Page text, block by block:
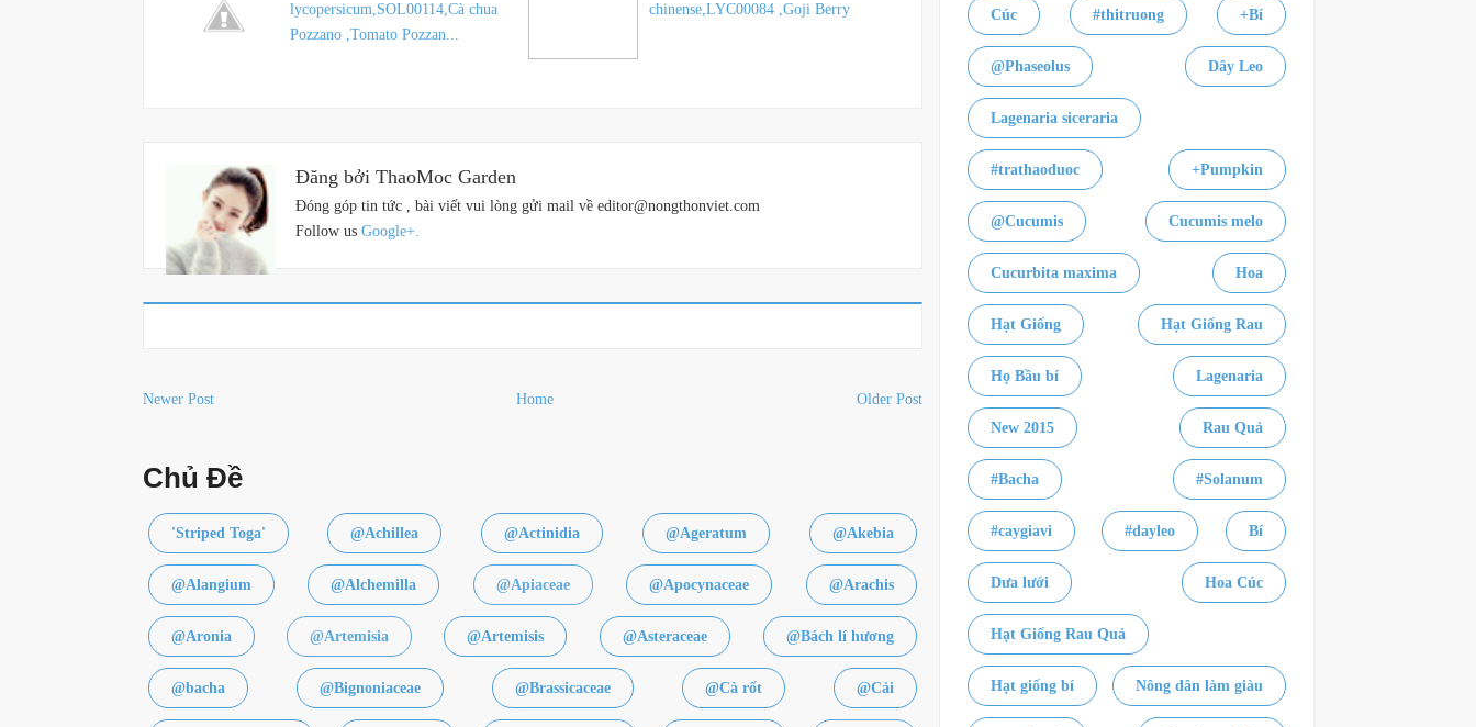
lycopersicum,SOL00114,Cà chua
Pozzano ,Tomato Pozzan...
chinense,LYC00084 ,Goji Berry
Đăng bởi ThaoMoc Garden
Đóng góp tin tức , bài viết vui lòng gửi mail về editor@nongthonviet.com
Follow us Google+.
Newer Post Home Older Post
Chủ Đề
'Striped Toga' @Achillea @Actinidia @Ageratum @Akebia
@Alangium @Alchemilla @Apiaceae @Apocynaceae @Arachis
@Aronia @Artemisia @Artemisis @Asteraceae @Bách lí hương
@bacha @Bignoniaceae @Brassicaceae @Cà rốt @Cải
Cúc #thitruong +Bí
@Phaseolus Dây Leo
Lagenaria siceraria
#trathaoduoc +Pumpkin
@Cucumis Cucumis melo
Cucurbita maxima Hoa
Hạt Giống Hạt Giống Rau
Họ Bầu bí Lagenaria
New 2015 Rau Quả
#Bacha #Solanum
#caygiavi #dayleo Bí
Dưa lưới Hoa Cúc
Hạt Giống Rau Quả
Hạt giống bí Nông dân làm giàu